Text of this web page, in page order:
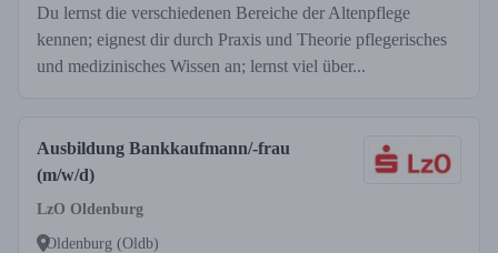
Du lernst die verschiedenen Bereiche der Altenpflege
kennen; eignest dir durch Praxis und Theorie pflegerisches
und medizinisches Wissen an; lernst viel über...
Ausbildung Bankkaufmann/-frau
(m/w/d)
LzO Oldenburg
Oldenburg (Oldb)